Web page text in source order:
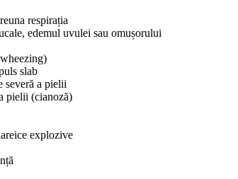
respirația
edemul uvulei sau omușorului
slab
severă a pielii
pielii (cianoză)
explozive